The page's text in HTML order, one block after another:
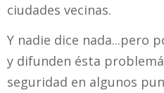
ciudades vecinas.
Y nadie dice nada...pero
y difunden ésta
seguridad en algunos